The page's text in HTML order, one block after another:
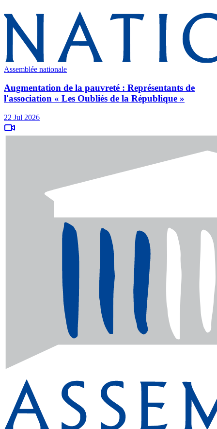
Assemblée nationale
Augmentation de la pauvreté : Représentants de
l'association « Les Oubliés de la République »
22 Jul 2026